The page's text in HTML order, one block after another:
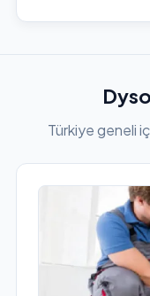
Türkiye geneli